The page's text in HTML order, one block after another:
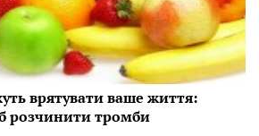
врятувати ваше життя:
розчинити тромби